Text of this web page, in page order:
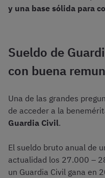
y una base sólida para
Sueldo de
con buena
Una de las grandes
de acceder a la
Guardia Civil.
El sueldo bruto anual de
actualidad los 27.000 –
un Guardia Civil gana en